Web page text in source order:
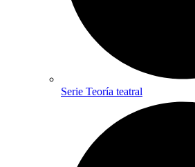
Serie Teoría teatral